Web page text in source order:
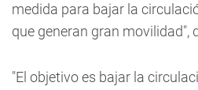
medida para bajar la
que generan gran movilidad",
"El objetivo es bajar la